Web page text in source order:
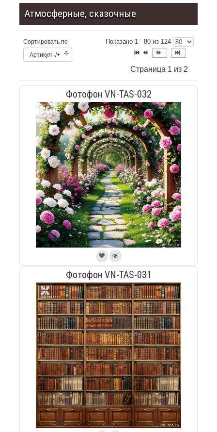
Атмосферные, сказочные
Сортировать по
Артикул -/+
Показано 1 - 80 из 124
Страница 1 из 2
Фотофон VN-TAS-032
Фотофон VN-TAS-031